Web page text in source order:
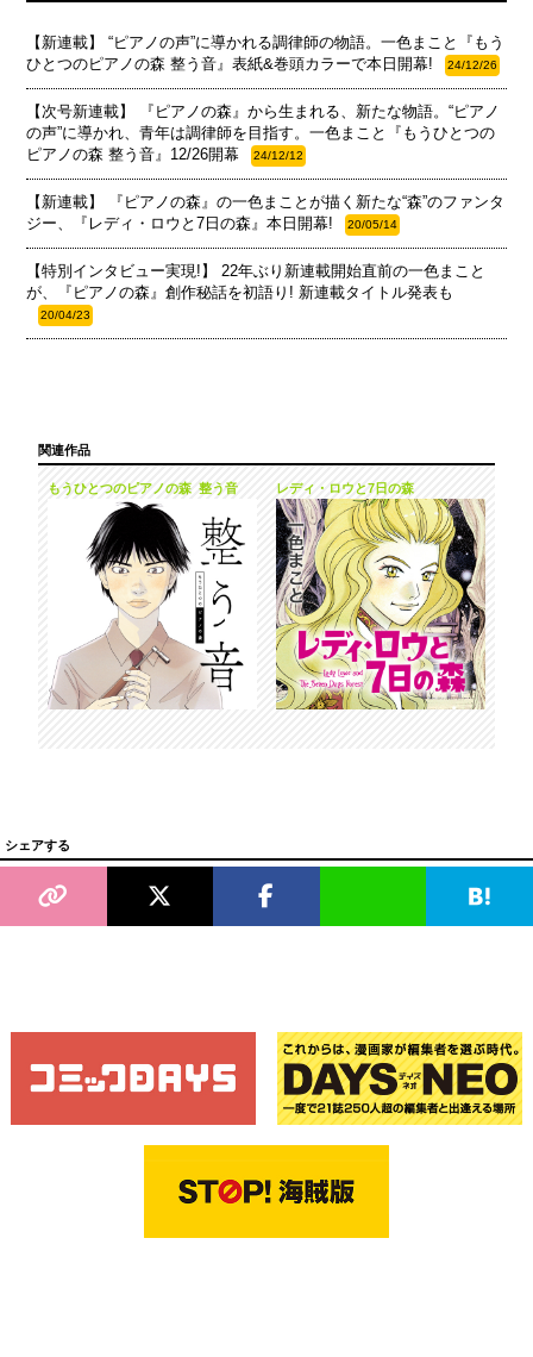
【新連載】 “ピアノの声”に導かれる調律師の物語。一色まこと『もう
ひとつのピアノの森 整う音』表紙&巻頭カラーで本日開幕!
24/12/26
【次号新連載】 『ピアノの森』から生まれる、新たな物語。“ピアノ
の声”に導かれ、青年は調律師を目指す。一色まこと『もうひとつの
ピアノの森 整う音』12/26開幕
24/12/12
【新連載】 『ピアノの森』の一色まことが描く新たな“森”のファンタ
ジー、『レディ・ロウと7日の森』本日開幕!
20/05/14
【特別インタビュー実現!】 22年ぶり新連載開始直前の一色まこと
が、『ピアノの森』創作秘話を初語り! 新連載タイトル発表も
20/04/23
関連作品
もうひとつのピアノの森 整う音 レディ・ロウと7日の森
シェアする